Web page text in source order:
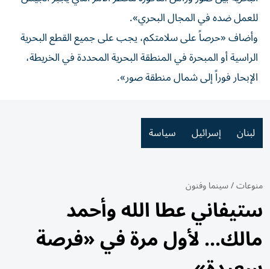
للعمل ضده في المجال البحري».
وأضاف «حرصاً على سلامتكم، يجب على جميع القطع البحرية
الراسية أو المبحرة في المنطقة البحرية المحددة في الخريطة،
الإبحار فوراً إلى شمال منطقة صور».
لبنان إسرائيل سياسة
منوعات/سينما وفنون
ستيفاني عطا الله وأحمد
مالك... لأول مرة في «فرصة